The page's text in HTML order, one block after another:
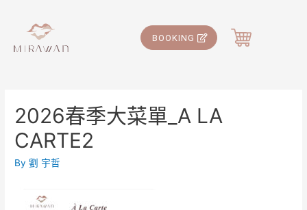
BOOKING
2026春季大菜單_A LA
CARTE2
By劉 宇哲